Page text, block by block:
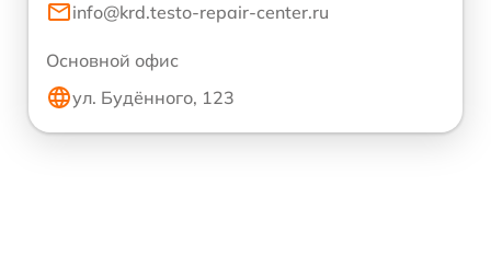
info@krd.testo-repair-center.ru
Основной офис
ул. Будённого, 123